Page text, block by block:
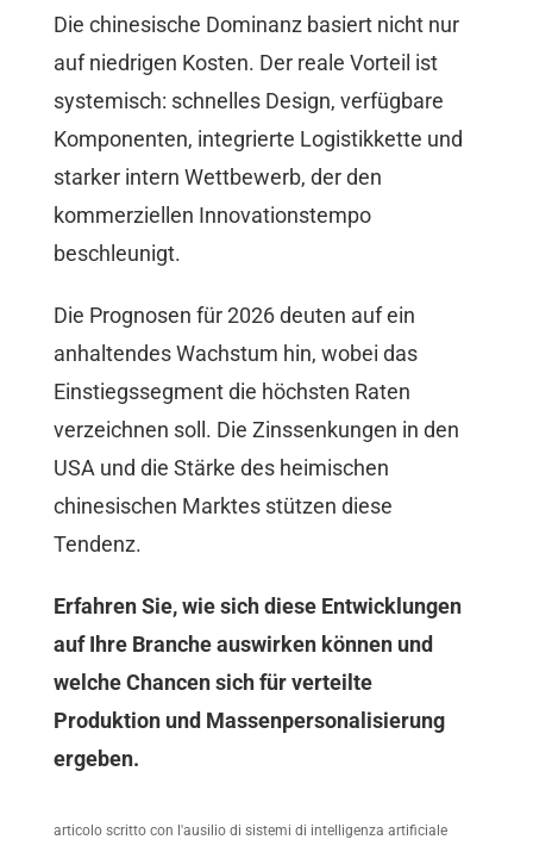
Die chinesische Dominanz basiert nicht nur
auf niedrigen Kosten. Der reale Vorteil ist
systemisch: schnelles Design, verfügbare
Komponenten, integrierte Logistikkette und
starker intern Wettbewerb, der den
kommerziellen Innovationstempo
beschleunigt.
Die Prognosen für 2026 deuten auf ein
anhaltendes Wachstum hin, wobei das
Einstiegssegment die höchsten Raten
verzeichnen soll. Die Zinssenkungen in den
USA und die Stärke des heimischen
chinesischen Marktes stützen diese
Tendenz.
Erfahren Sie, wie sich diese Entwicklungen
auf Ihre Branche auswirken können und
welche Chancen sich für verteilte
Produktion und Massenpersonalisierung
ergeben.
articolo scritto con l'ausilio di sistemi di intelligenza artificiale